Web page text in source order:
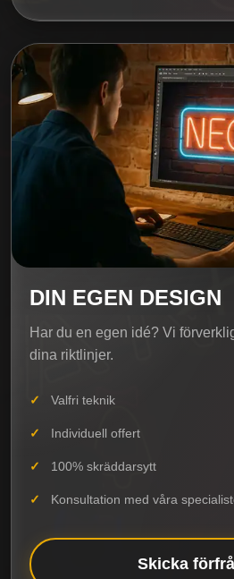
DIN EGEN DESIGN
Har du en egen idé? Vi
dina riktlinjer.
Valfri teknik
Individuell offert
100% skräddarsytt
Konsultation med våra
Skicka